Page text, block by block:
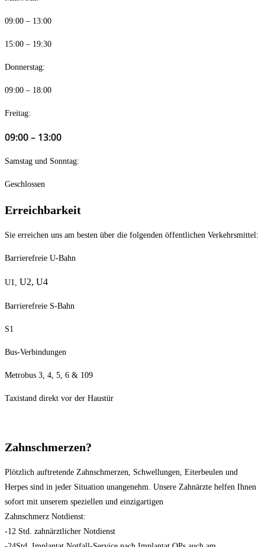
09:00 – 13:00
15:00 – 19:30
Donnerstag:
09:00 – 18:00
Freitag:
09:00 – 13:00
Samstag und Sonntag:
Geschlossen
Erreichbarkeit
Sie erreichen uns am besten über die folgenden öffentlichen Verkehrsmittel:
Barrierefreie U-Bahn
U1, U2, U4
Barrierefreie S-Bahn
S1
Bus-Verbindungen
Metrobus 3, 4, 5, 6 & 109
Taxistand direkt vor der Haustür
Zahnschmerzen?
Plötzlich auftretende Zahnschmerzen, Schwellungen, Eiterbeulen und
Herpes sind in jeder Situation unangenehm. Unsere Zahnärzte helfen Ihnen
sofort mit unserem speziellen und einzigartigen
Zahnschmerz Notdienst:
-12 Std. zahnärztlicher Notdienst